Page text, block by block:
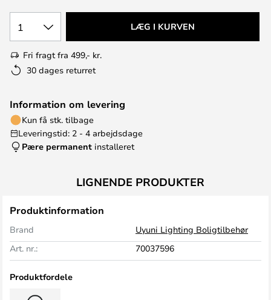
1 LÆG I KURVEN
Fri fragt fra 499,- kr.
30 dages returret
Information om levering
Kun få stk. tilbage
Leveringstid: 2 - 4 arbejdsdage
Pære permanent installeret
LIGNENDE PRODUKTER
Produktinformation
Brand
Uyuni Lighting Boligtilbehør
Art. nr.:
70037596
Produktfordele